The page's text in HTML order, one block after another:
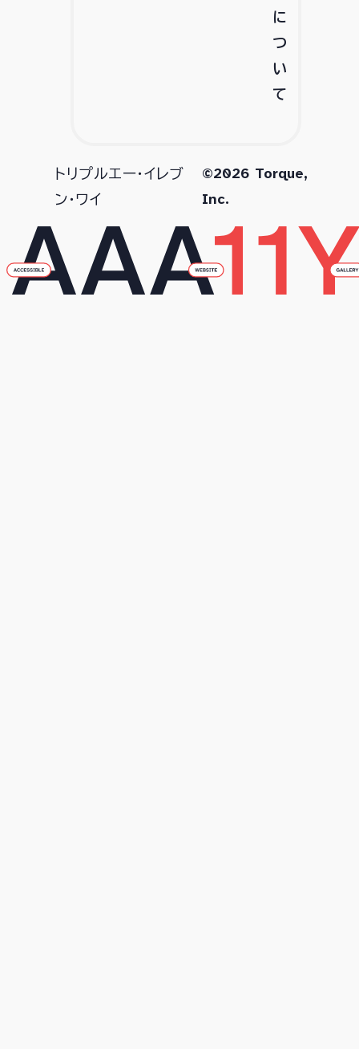
に
つ
い
て
トリプルエー・イレブ
ン・ワイ
©2026 Torque,
Inc.